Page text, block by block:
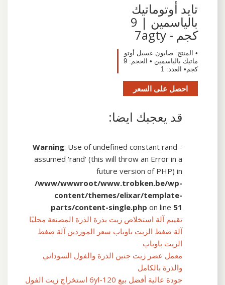
تايد أوتوماتيك
بالياسمين | 9
كجم - 7agty
• المنتج: صابون غسيل أوتو
ماتيك بالياسمين • الحجم: 9
كجم• العدد: 1
احصل على السعر
قد يعجبك ايضا:
Warning: Use of undefined constant rand -
assumed 'rand' (this will throw an Error in a
future version of PHP) in
/www/wwwroot/www.trobken.be/wp-
content/themes/elixar/template-
parts/content-single.php on line 51
تقييم آلة استخلاص زيت بذرة الذرة المصنعة محليًا
آلة ضغط الزيت باوباب سعر الموردين آلة ضغط
الزيت باوباب
معمل عصر زيت جنين الذرة والفول السوداني
والذرة بالكامل
جودة عالية أفضل بيع 6yl-120 استخراج زيت الفول